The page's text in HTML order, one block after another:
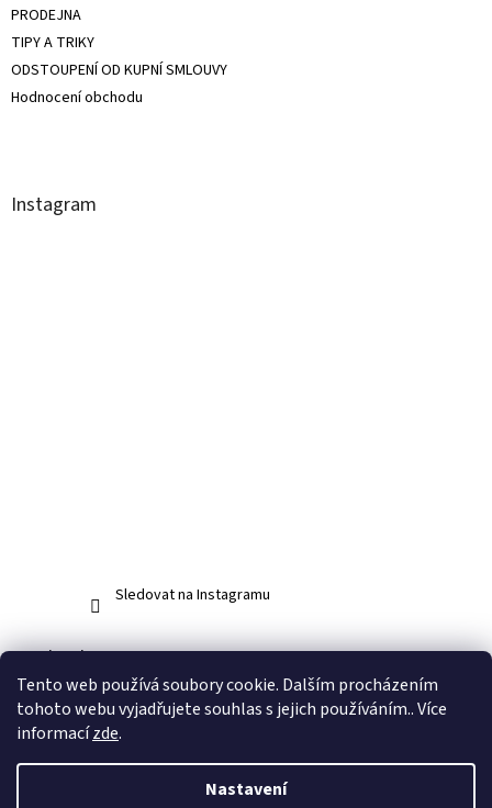
Tento web používá soubory cookie. Dalším procházením
tohoto webu vyjadřujete souhlas s jejich používáním.. Více
informacízde.
Nastavení
PRODEJNA
TIPY A TRIKY
ODSTOUPENÍ OD KUPNÍ SMLOUVY
Hodnocení obchodu
Instagram
Sledovat na Instagramu
Facebook